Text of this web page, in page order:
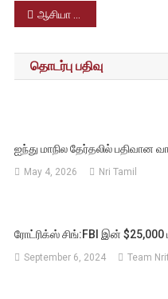
Post
navigation
ஆசியா U18 ஹாக்கி சம்பியன் பட்டத்தை நடப்பு சாம்பியன் ஜப்பான் அணியை வீழ்த்தி இந்திய அணி வென்றுள்ளது
தொடர்பு பதிவு
ஐந்து மாநில தேர்தலில்
May 4, 2026 Nri Tamil
ரோட்ரிக்ஸ் சிங்:FBI இன் $25,000
September 6, 2024 Team